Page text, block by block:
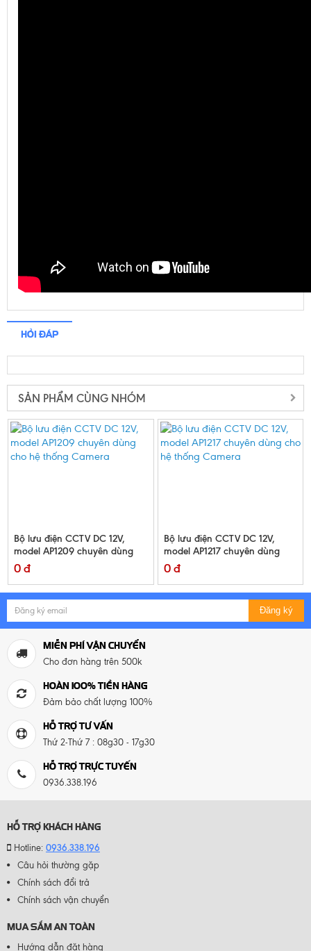
HỎI ĐÁP
SẢN PHẨM CÙNG NHÓM
Bộ lưu điện CCTV DC 12V,
model AP1209 chuyên dùng
cho hệ thống Camera
0 đ
Bộ lưu điện CCTV DC 12V,
model AP1217 chuyên dùng
cho hệ thống Camera
0 đ
Đăng ký
MIỄN PHÍ VẬN CHUYỂN
Cho đơn hàng trên 500k
HOÀN 100% TIỀN HÀNG
Đảm bảo chất lượng 100%
HỖ TRỢ TƯ VẤN
Thứ 2-Thứ 7 : 08g30 - 17g30
HỖ TRỢ TRỰC TUYẾN
0936.338.196
HỖ TRỢ KHÁCH HÀNG
Hotline: 0936.338.196
Câu hỏi thường gặp
Chính sách đổi trả
Chính sách vận chuyển
MUA SẮM AN TOÀN
Hướng dẫn đặt hàng